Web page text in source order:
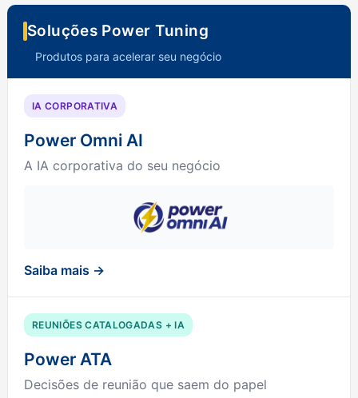
Soluções Power Tuning
Produtos para acelerar seu negócio
IA CORPORATIVA
Power Omni AI
A IA corporativa do seu negócio
Saiba mais →
REUNIÕES CATALOGADAS + IA
Power ATA
Decisões de reunião que saem do papel